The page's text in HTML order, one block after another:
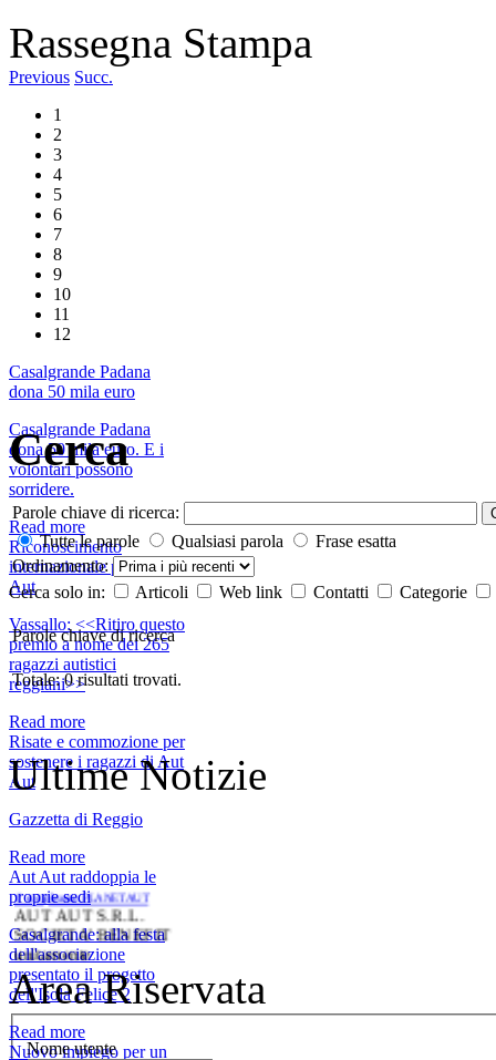
Rassegna Stampa
Previous Succ.
1
2
3
4
5
6
7
8
9
10
11
12
Casalgrande Padana
dona 50 mila euro
Casalgrande Padana
dona 50 mila euro. E i
volontari possono
sorridere.
Read more
Riconoscimento
internazionale per Aut
Aut
Vassallo: <<Ritiro questo
premio a nome dei 265
ragazzi autistici
reggiani>>
Read more
Risate e commozione per
sostenere i ragazzi di Aut
Aut
Gazzetta di Reggio
Read more
Aut Aut raddoppia le
proprie sedi
Casalgrande: alla festa
dell'associazione
presentato il progetto
dell'Isola Felice 2
Read more
Nuovo impiego per un
Cerca
Parole chiave di ricerca:
Tutte le parole Qualsiasi parola
Frase esatta
Ordinamento:
Cerca solo in:
Articoli Web link Contatti Categorie
Parole chiave di ricerca
Totale: 0 risultati trovati.
Ultime Notizie
1' compleanno PLANET AUT
AUT AUT S.R.L.
SOCIETA’ BENEFIT
unitamente
all’Associazione di
volontariato Aut Aut
odv hanno il piacere di
invitare le istituzioni,
gli associati, gli amici e
Area Riservata
Nome utente